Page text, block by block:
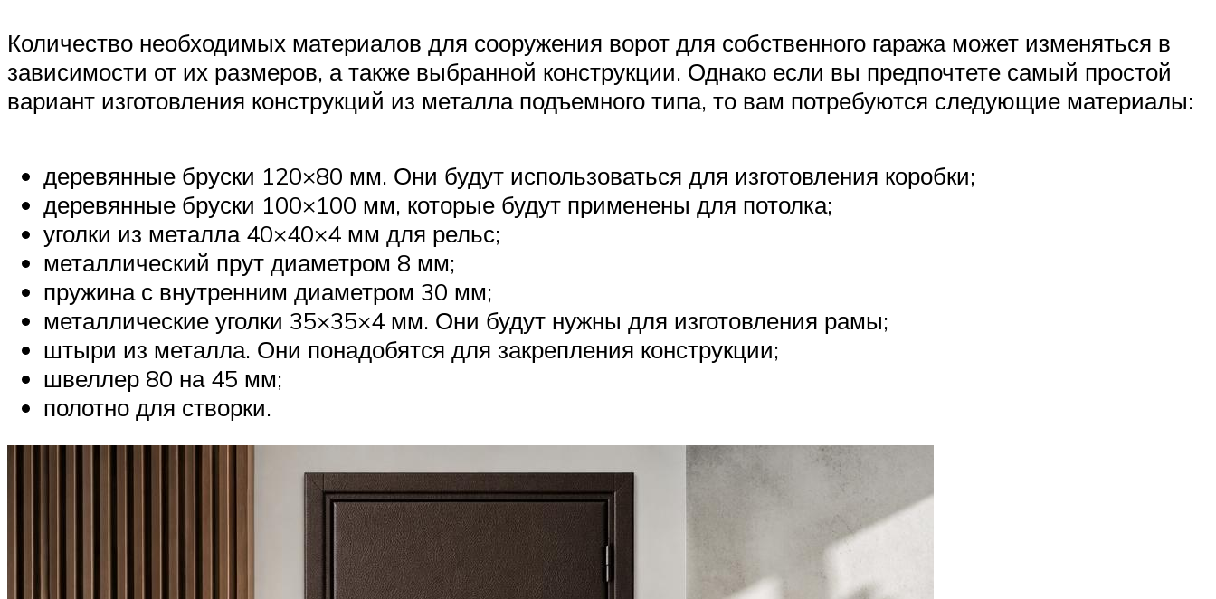
Количество необходимых материалов для сооружения ворот для собственного гаража может изменяться в
зависимости от их размеров, а также выбранной конструкции. Однако если вы предпочтете самый простой
вариант изготовления конструкций из металла подъемного типа, то вам потребуются следующие материалы:
деревянные бруски 120×80 мм. Они будут использоваться для изготовления коробки;
деревянные бруски 100×100 мм, которые будут применены для потолка;
уголки из металла 40×40×4 мм для рельс;
металлический прут диаметром 8 мм;
пружина с внутренним диаметром 30 мм;
металлические уголки 35×35×4 мм. Они будут нужны для изготовления рамы;
штыри из металла. Они понадобятся для закрепления конструкции;
швеллер 80 на 45 мм;
полотно для створки.